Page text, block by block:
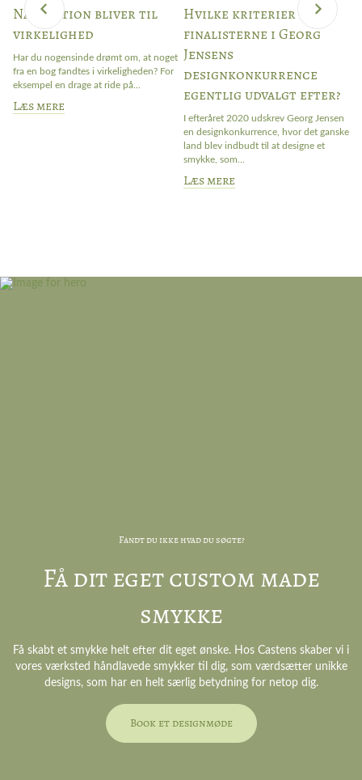
Når fiktion bliver til
virkelighed
Har du nogensinde drømt om, at noget
fra en bog fandtes i virkeligheden? For
eksempel en drage at ride på...
Læs mere
Hvilke kriterier blev
finalisterne i Georg
Jensens
designkonkurrence
egentlig udvalgt efter?
I efteråret 2020 udskrev Georg Jensen
en designkonkurrence, hvor det ganske
land blev indbudt til at designe et
smykke, som...
Læs mere
Fandt du ikke hvad du søgte?
Få dit eget custom made
smykke
Få skabt et smykke helt efter dit eget ønske. Hos Castens skaber vi i
vores værksted håndlavede smykker til dig, som værdsætter unikke
designs, som har en helt særlig betydning for netop dig.
Book et designmøde